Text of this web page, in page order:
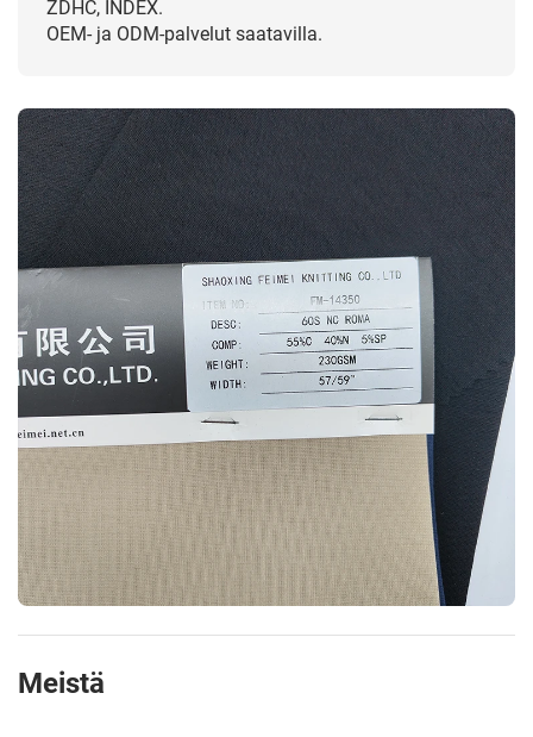
ZDHC, INDEX.
OEM- ja ODM-palvelut saatavilla.
Meistä